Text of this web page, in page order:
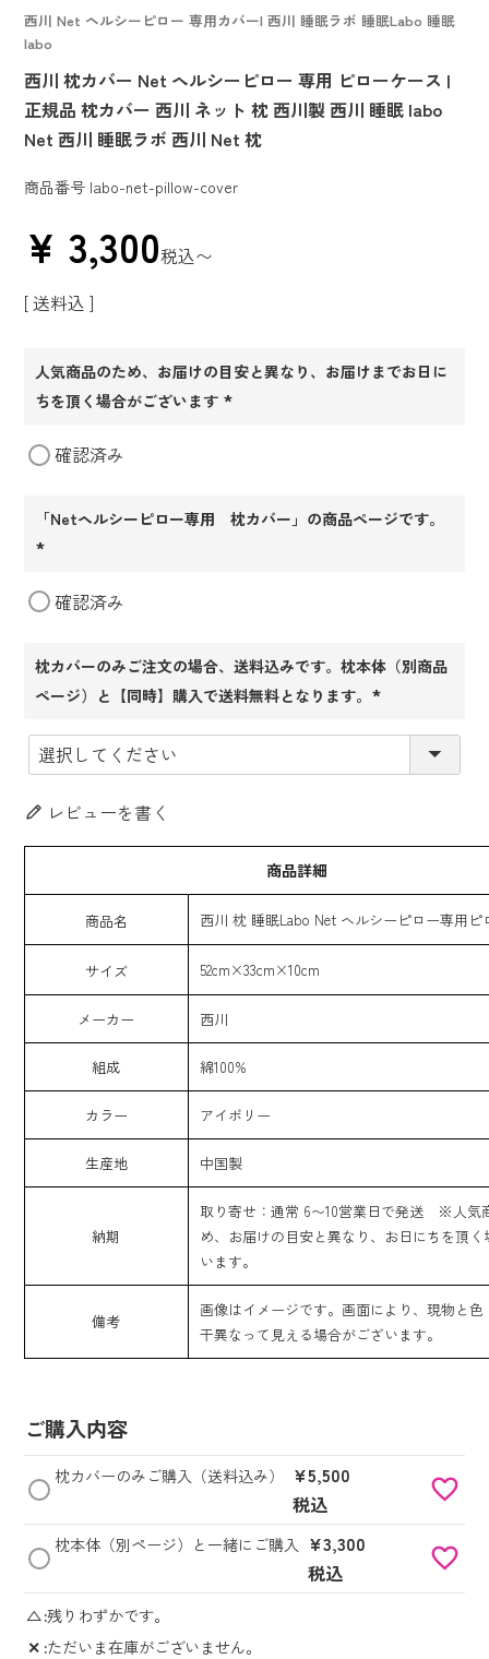
西川 Net ヘルシーピロー 専用カバー| 西川 睡眠ラボ 睡眠Labo 睡眠
labo
西川 枕カバー Net ヘルシーピロー 専用 ピローケース |
正規品 枕カバー 西川 ネット 枕 西川製 西川 睡眠 labo
Net 西川 睡眠ラボ 西川 Net 枕
商品番号 labo-net-pillow-cover
¥ 3,300税込〜
送料込
人気商品のため、お届けの目安と異なり、お届けまでお日に
ちを頂く場合がございます
確認済み
「Netヘルシーピロー専用 枕カバー」の商品ページです。
須)確認済み
枕カバーのみご注文の場合、送料込みです。枕本体（別商品
ページ）と【同時】購入で送料無料となります。
レビューを書く
商品詳細
商品名 西川 枕 睡眠Labo Net ヘルシーピロー専用ピ
サイズ 52cm×33cm×10cm
メーカー 西川
組成 綿100%
カラー アイボリー
生産地 中国製
納期
取り寄せ：通常 6〜10営業日で発送 ※人気
め、お届けの目安と異なり、お日にちを頂く
います。
備考
画像はイメージです。画面により、現物と色
干異なって見える場合がございます。
ご購入内容
枕カバーのみご購入（送料込み） ¥5,500
税込
枕本体（別ページ）と一緒にご購入 ¥3,300
税込
△ 残りわずかです。
✕ ただいま在庫がございません。